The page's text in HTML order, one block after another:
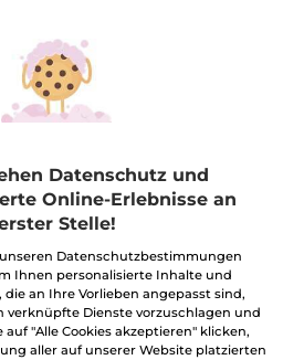
Wir bewirtschaften
unsere Felder
biologisch
Datenschutz und
Online-Erlebnisse an
Stelle!
Datenschutzbestimmungen
Ihnen personalisierte Inhalte und
an Ihre Vorlieben angepasst sind,
verknüpfte Dienste vorzuschlagen und
auf "Alle Cookies akzeptieren" klicken,
aller auf unserer Website platzierten